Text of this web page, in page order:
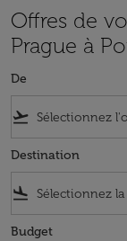
Offres de
Prague à
De
flight_takeoff
Destination
flight_land
Budget